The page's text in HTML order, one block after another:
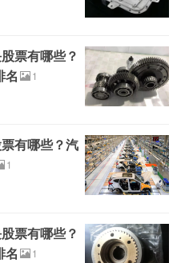
票有哪些？
名
1
有哪些？汽
1
票有哪些？
名
1